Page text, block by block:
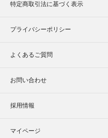
特定商取引法に基づく表示
プライバシーポリシー
よくあるご質問
お問い合わせ
採用情報
マイページ